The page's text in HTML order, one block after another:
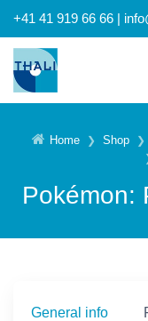
+41 41 919 66 66 |
Home Shop
Pokémon:
General info